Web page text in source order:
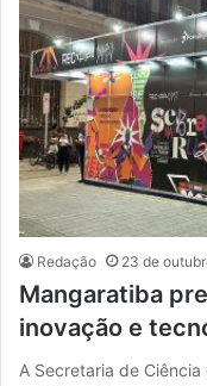
Redação 23 de
Mangaratiba
inovação e
A Secretaria de